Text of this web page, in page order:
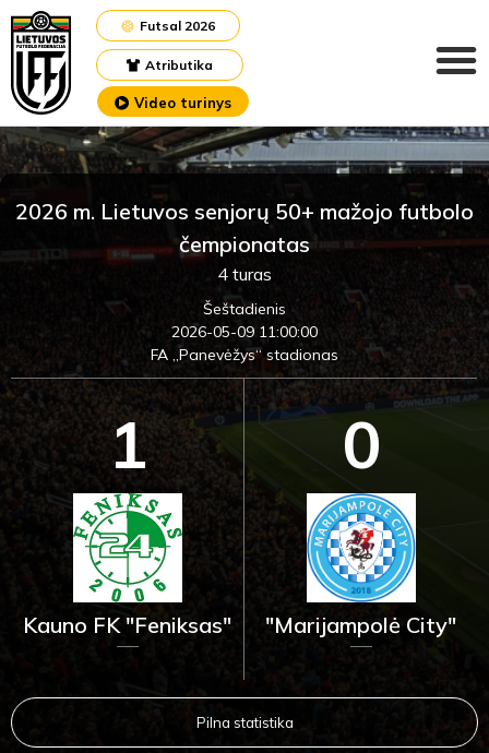
Atributika
Futsal 2026
Video turinys
2026 m. Lietuvos senjorų 50+ mažojo futbolo
čempionatas
4 turas
Šeštadienis
2026-05-09 11:00:00
FA „Panevėžys“ stadionas
1
Kauno FK "Feniksas"
0
"Marijampolė City"
Pilna statistika